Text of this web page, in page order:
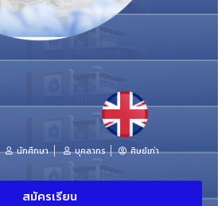
นักศึกษา บุคลากร ศิษย์เก่า
สมัครเรียน